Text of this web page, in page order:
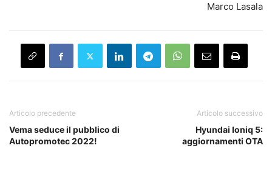
Marco Lasala
Articolo precedente
Vema seduce il pubblico di
Autopromotec 2022!
Articolo successivo
Hyundai Ioniq 5:
aggiornamenti OTA